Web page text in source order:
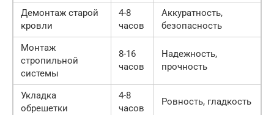
Демонтаж старой
кровли
4-8
часов
Аккуратность,
безопасность
Монтаж
стропильной
системы
8-16
часов
Надежность,
прочность
Укладка
обрешетки
4-8
часов
Ровность, гладкость